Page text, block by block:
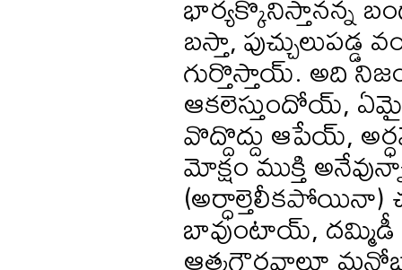
బస్తా,
గుర్తొస్తాయ్. అది
ఆకలెస్తుందోయ్,
వొద్దొద్దు ఆపేయ్,
మోక్షం ముక్తి
బావుంటాయ్, దమ్మిడీ